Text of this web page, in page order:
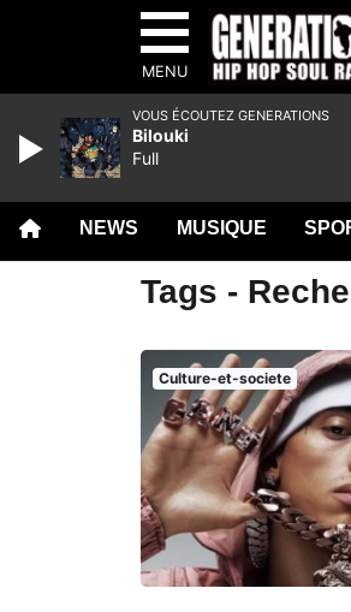
MENU
NEWS MUSIQUE
Tags -
Culture-et-societe
VOUS ÉCOUTEZ GENERATIONS
Bilouki
Full